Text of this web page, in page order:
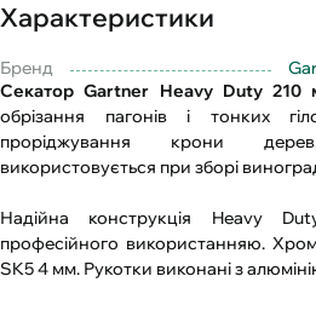
Характеристики
Бренд
Секатор Gartner Heavy Duty 210
обрізання пагонів і тонких
проріджування крони
використовується при зборі
Надійна конструкція Heavy
професійного використанняю.
SK5 4 мм. Рукотки виконані з